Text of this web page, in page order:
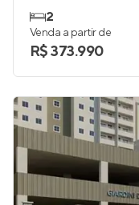
2
Venda a partir de
R$ 373.990